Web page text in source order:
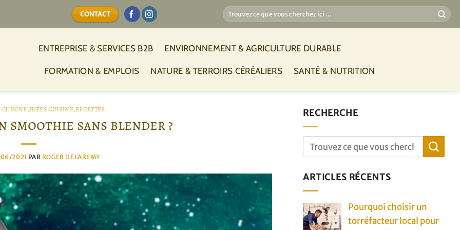
CONTACT
ENTREPRISE & SERVICES B2B ENVIRONNEMENT & AGRICULTURE DURABLE
FORMATION & EMPLOIS NATURE & TERROIRS CÉRÉALIERS SANTÉ & NUTRITION
CUISINE,IDÉES CUISINE,RECETTES
smoothie sans blender ?
2021 PAR ROGER DELAREMY
RECHERCHE
ARTICLES RÉCENTS
Pourquoi choisir un
torréfacteur local pour